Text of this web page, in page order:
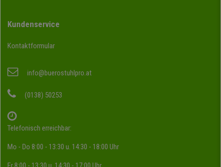
Kundenservice
Kontaktformular
info@buerostuhlpro.at
(0138) 50253
Telefonisch erreichbar:
Mo - Do 8:00 - 13:30 u. 14:30 - 18:00 Uhr